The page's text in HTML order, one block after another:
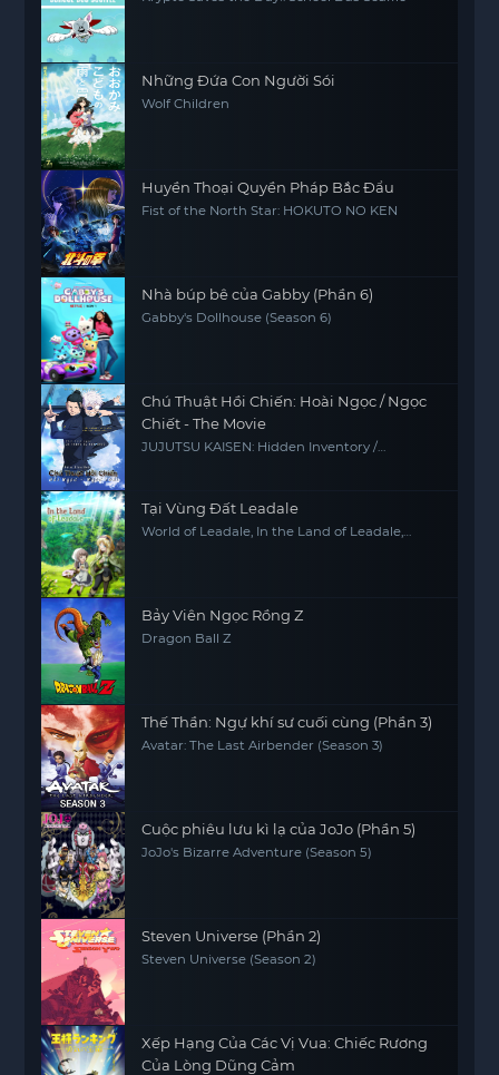
Những Đứa Con Người Sói
Wolf Children
Huyền Thoại Quyền Pháp Bắc Đẩu
Fist of the North Star: HOKUTO NO KEN
Nhà búp bê của Gabby (Phần 6)
Gabby's Dollhouse (Season 6)
Chú Thuật Hồi Chiến: Hoài Ngọc / Ngọc
Chiết - The Movie
JUJUTSU KAISEN: Hidden Inventory /
Tại Vùng Đất Leadale
World of Leadale, In the Land of Leadale,
Bảy Viên Ngọc Rồng Z
Dragon Ball Z
Thế Thần: Ngự khí sư cuối cùng (Phần 3)
Avatar: The Last Airbender (Season 3)
Cuộc phiêu lưu kì lạ của JoJo (Phần 5)
JoJo's Bizarre Adventure (Season 5)
Steven Universe (Phần 2)
Steven Universe (Season 2)
Xếp Hạng Của Các Vị Vua: Chiếc Rương
Của Lòng Dũng Cảm